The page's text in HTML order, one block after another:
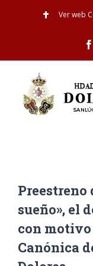
Ver web
Preestreno
sueño», el
con
Canónica